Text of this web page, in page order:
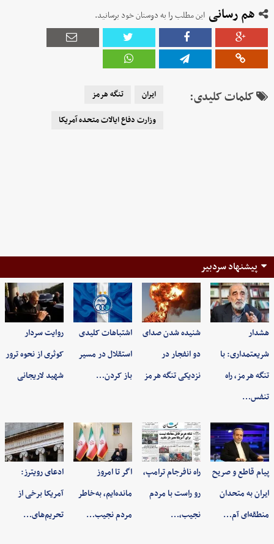
هم رسانی این مطلب را به دوستان خود برسانید.
کلمات کلیدی: ایران
تنگه هرمز
وزارت دفاع ایالات متحده آمریکا
پیشنهاد سردبیر
هشدار
شریعتمداری: با
تنگه هرمز، راه
تنفس…
شنیده شدن صدای
دو انفجار در
نزدیکی تنگه هرمز
اشتباهات کلیدی
استقلال در مسیر
باز کردن…
روایت سردار
کوثری از نحوه ترور
شهید لاریجانی
پیام قاطع و صریح
ایران به متحدان
منطقه‌ای آم…
راه نافرجام ترامپ،
رو راست با مردم
نجیب،…
اگر تا امروز
مانده‌ایم، به‌خاطر
مردم نجیب…
ادعای رویترز:
آمریکا برخی از
تحریم‌های…